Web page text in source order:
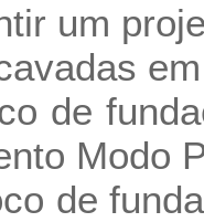
um
de
Modo
de